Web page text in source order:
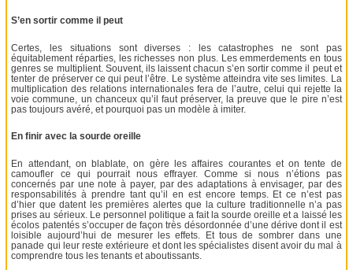
S’en sortir comme il peut
Certes, les situations sont diverses : les catastrophes ne sont pas
équitablement réparties, les richesses non plus. Les emmerdements en tous
genres se multiplient. Souvent, ils laissent chacun s’en sortir comme il peut et
tenter de préserver ce qui peut l’être. Le système atteindra vite ses limites. La
multiplication des relations internationales fera de l’autre, celui qui rejette la
voie commune, un chanceux qu’il faut préserver, la preuve que le pire n’est
pas toujours avéré, et pourquoi pas un modèle à imiter.
En finir avec la sourde oreille
En attendant, on blablate, on gère les affaires courantes et on tente de
camoufler ce qui pourrait nous effrayer. Comme si nous n’étions pas
concernés par une note à payer, par des adaptations à envisager, par des
responsabilités à prendre tant qu’il en est encore temps. Et ce n’est pas
d’hier que datent les premières alertes que la culture traditionnelle n’a pas
prises au sérieux. Le personnel politique a fait la sourde oreille et a laissé les
écolos patentés s’occuper de façon très désordonnée d’une dérive dont il est
loisible aujourd’hui de mesurer les effets. Et tous de sombrer dans une
panade qui leur reste extérieure et dont les spécialistes disent avoir du mal à
comprendre tous les tenants et aboutissants.